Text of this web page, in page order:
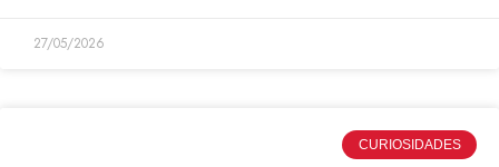
27/05/2026
CURIOSIDADES